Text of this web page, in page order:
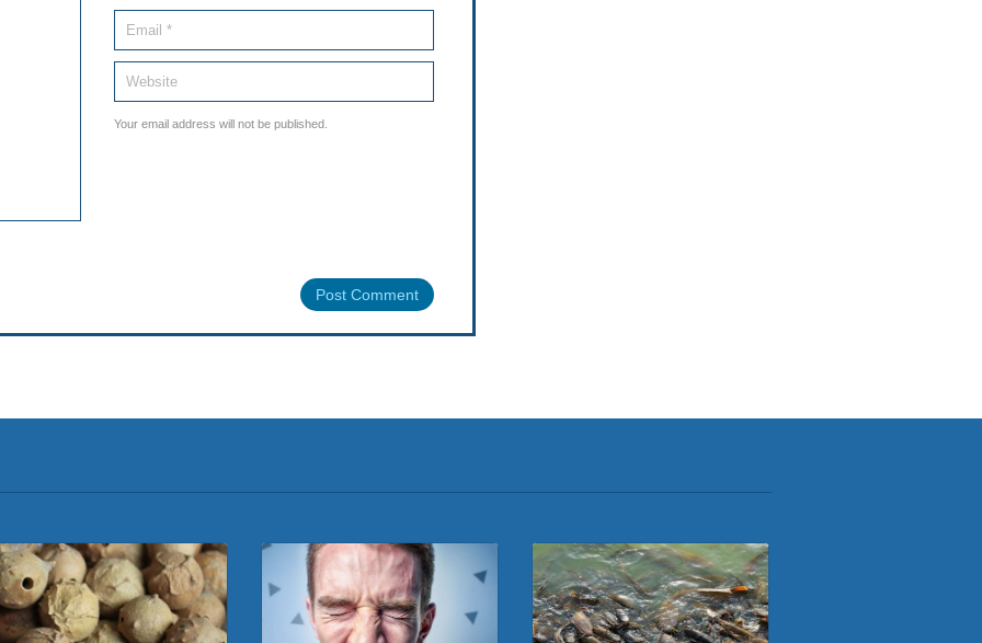
Your email address will not be published.